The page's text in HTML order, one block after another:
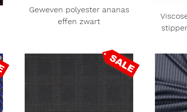
Geweven polyester ananas
effen zwart